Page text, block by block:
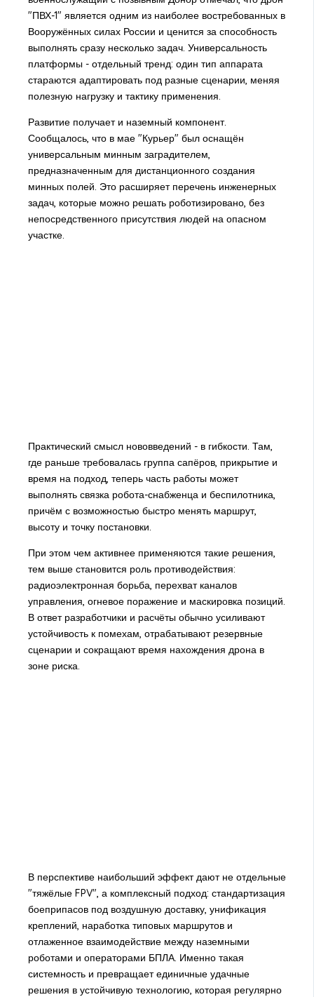
"ПВХ-1" является одним из наиболее востребованных в
Вооружённых силах России и ценится за способность
выполнять сразу несколько задач. Универсальность
платформы - отдельный тренд: один тип аппарата
стараются адаптировать под разные сценарии, меняя
полезную нагрузку и тактику применения.
Развитие получает и наземный компонент.
Сообщалось, что в мае "Курьер" был оснащён
универсальным минным заградителем,
предназначенным для дистанционного создания
минных полей. Это расширяет перечень инженерных
задач, которые можно решать роботизировано, без
непосредственного присутствия людей на опасном
участке.
Практический смысл нововведений - в гибкости. Там,
где раньше требовалась группа сапёров, прикрытие и
время на подход, теперь часть работы может
выполнять связка робота-снабженца и беспилотника,
причём с возможностью быстро менять маршрут,
высоту и точку постановки.
При этом чем активнее применяются такие решения,
тем выше становится роль противодействия:
радиоэлектронная борьба, перехват каналов
управления, огневое поражение и маскировка позиций.
В ответ разработчики и расчёты обычно усиливают
устойчивость к помехам, отрабатывают резервные
сценарии и сокращают время нахождения дрона в
зоне риска.
В перспективе наибольший эффект дают не отдельные
"тяжёлые FPV", а комплексный подход: стандартизация
боеприпасов под воздушную доставку, унификация
креплений, наработка типовых маршрутов и
отлаженное взаимодействие между наземными
роботами и операторами БПЛА. Именно такая
системность и превращает единичные удачные
решения в устойчивую технологию, которая регулярно